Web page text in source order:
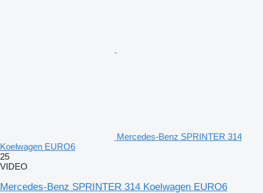
Mercedes-Benz SPRINTER 314
Koelwagen EURO6
25
VIDEO
Mercedes-Benz SPRINTER 314 Koelwagen EURO6